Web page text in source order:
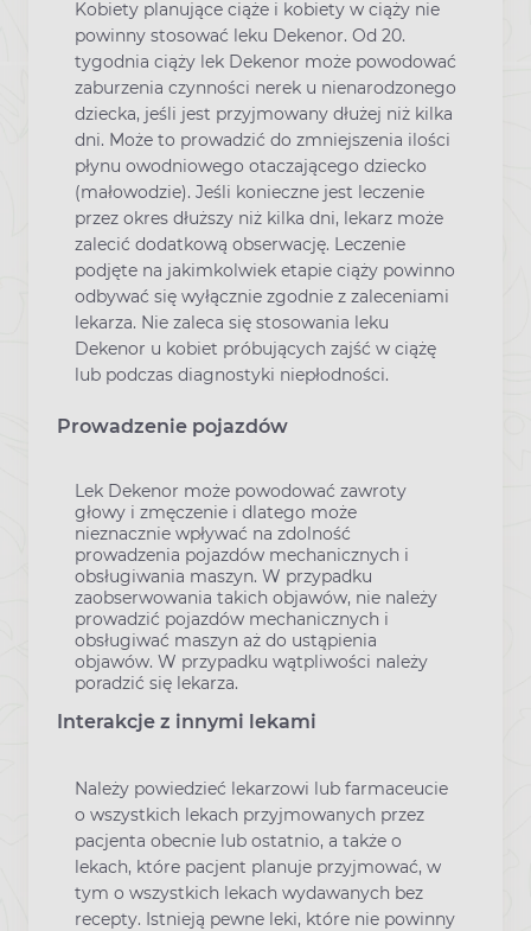
Kobiety planujące ciąże i kobiety w ciąży nie
powinny stosować leku Dekenor. Od 20.
tygodnia ciąży lek Dekenor może powodować
zaburzenia czynności nerek u nienarodzonego
dziecka, jeśli jest przyjmowany dłużej niż kilka
dni. Może to prowadzić do zmniejszenia ilości
płynu owodniowego otaczającego dziecko
(małowodzie). Jeśli konieczne jest leczenie
przez okres dłuższy niż kilka dni, lekarz może
zalecić dodatkową obserwację. Leczenie
podjęte na jakimkolwiek etapie ciąży powinno
odbywać się wyłącznie zgodnie z zaleceniami
lekarza. Nie zaleca się stosowania leku
Dekenor u kobiet próbujących zajść w ciążę
lub podczas diagnostyki niepłodności.
Prowadzenie pojazdów
Lek Dekenor może powodować zawroty
głowy i zmęczenie i dlatego może
nieznacznie wpływać na zdolność
prowadzenia pojazdów mechanicznych i
obsługiwania maszyn. W przypadku
zaobserwowania takich objawów, nie należy
prowadzić pojazdów mechanicznych i
obsługiwać maszyn aż do ustąpienia
objawów. W przypadku wątpliwości należy
poradzić się lekarza.
Interakcje z innymi lekami
Należy powiedzieć lekarzowi lub farmaceucie
o wszystkich lekach przyjmowanych przez
pacjenta obecnie lub ostatnio, a także o
lekach, które pacjent planuje przyjmować, w
tym o wszystkich lekach wydawanych bez
recepty. Istnieją pewne leki, które nie powinny